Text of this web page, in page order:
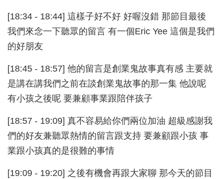
[18:34 - 18:44] 這樣子好不好 好喔沒錯 那節目最後
我們來念一下聽眾的留言 有一個Eric Yee 這個是我們
的好朋友
[18:45 - 18:57] 他的留言是創業鬼故事真有感 主要就
是講在講我們之前在談創業鬼故事的那一集 他說呢
有小孩之後呢 要兼顧事業跟陪伴孩子
[18:57 - 19:09] 真不容易給你們兩位加油 超級感謝我
們的好友兼聽眾熱情的留言跟支持 要兼顧跟小孩 事
業跟小孩真的是很難的事情
[19:09 - 19:20] 之後有機會再跟大家聊 那今天的節目